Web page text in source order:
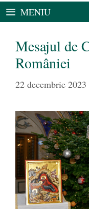
MENIU
Mesajul de
României
22 decembrie 2023